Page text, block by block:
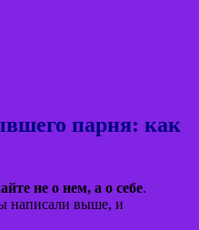
парня: как
не о нем, а о себе.
написали выше, и